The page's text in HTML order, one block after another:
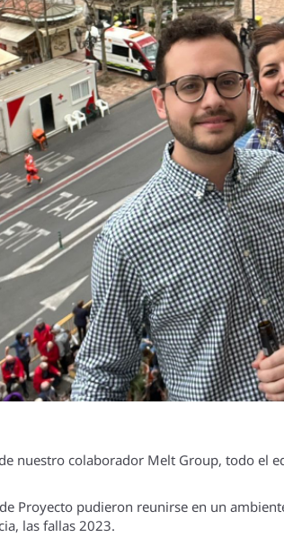
nuestro colaborador Melt Group, todo el
Proyecto pudieron reunirse en un
las fallas 2023.